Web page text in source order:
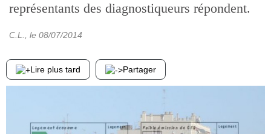
représentants des diagnostiqueurs répondent.
C.L. , le 08/07/2014
Lire plus tard Partager